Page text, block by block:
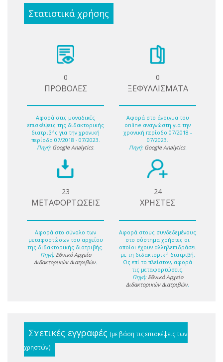
Στατιστικά χρήσης
0
ΠΡΟΒΟΛΕΣ
Αφορά στις μοναδικές
επισκέψεις της διδακτορικής
διατριβής για την χρονική
περίοδο 07/2018 - 07/2023.
Πηγή: Google Analytics.
0
ΞΕΦΥΛΛΙΣΜΑΤΑ
Αφορά στο άνοιγμα του
online αναγνώστη για την
χρονική περίοδο 07/2018 -
07/2023.
Πηγή: Google Analytics.
23
ΜΕΤΑΦΟΡΤΩΣΕΙΣ
Αφορά στο σύνολο των
μεταφορτώσων του αρχείου
της διδακτορικής διατριβής.
Πηγή: Εθνικό Αρχείο
Διδακτορικών Διατριβών.
24
ΧΡΗΣΤΕΣ
Αφορά στους συνδεδεμένους
στο σύστημα χρήστες οι
οποίοι έχουν αλληλεπιδράσει
με τη διδακτορική διατριβή.
Ως επί το πλείστον, αφορά
τις μεταφορτώσεις.
Πηγή: Εθνικό Αρχείο
Διδακτορικών Διατριβών.
Σχετικές εγγραφές (με βάση τις επισκέψεις των
χρηστών)